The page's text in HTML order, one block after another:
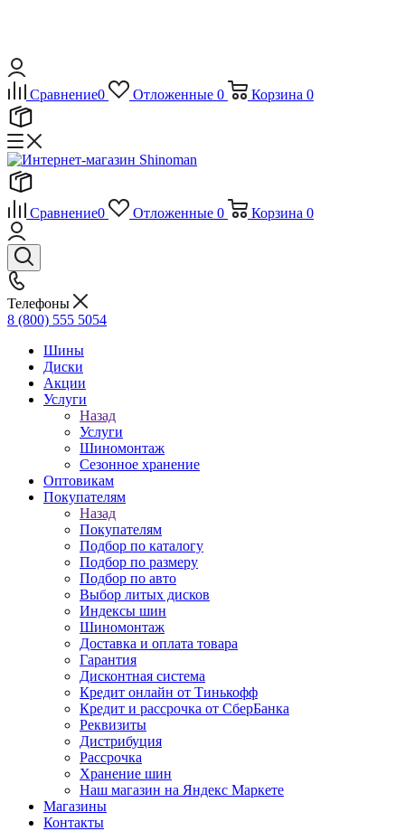
Сравнение0 Отложенные 0 Корзина 0
Сравнение0 Отложенные 0 Корзина 0
Телефоны
8 (800) 555 5054
Шины
Диски
Акции
Услуги
Назад
Услуги
Шиномонтаж
Сезонное хранение
Оптовикам
Покупателям
Назад
Покупателям
Подбор по каталогу
Подбор по размеру
Подбор по авто
Выбор литых дисков
Индексы шин
Шиномонтаж
Доставка и оплата товара
Гарантия
Дисконтная система
Кредит онлайн от Тинькофф
Кредит и рассрочка от СберБанка
Реквизиты
Дистрибуция
Рассрочка
Хранение шин
Наш магазин на Яндекс Маркете
Магазины
Контакты